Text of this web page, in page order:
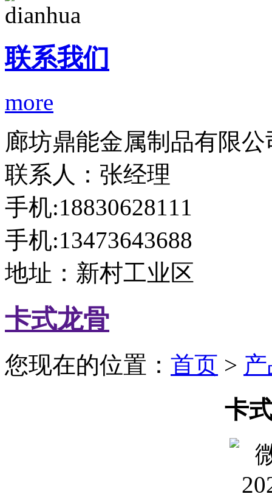
联系我们
more
廊坊鼎能金属制品有限公
联系人：张经理
手机:18830628111
手机:13473643688
地址：新村工业区
卡式龙骨
您现在的位置： 首页 >
卡